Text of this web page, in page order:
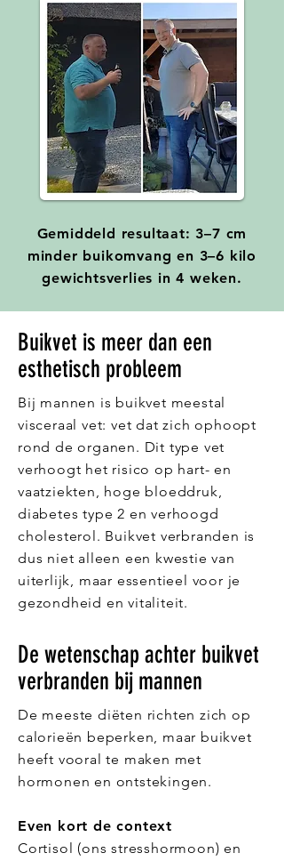
Gemiddeld resultaat: 3–7 cm
minder buikomvang en 3–6 kilo
gewichtsverlies in 4 weken.
Buikvet is meer dan een
esthetisch probleem
Bij mannen is buikvet meestal
visceraal vet: vet dat zich ophoopt
rond de organen. Dit type vet
verhoogt het risico op hart- en
vaatziekten, hoge bloeddruk,
diabetes type 2 en verhoogd
cholesterol. Buikvet verbranden is
dus niet alleen een kwestie van
uiterlijk, maar essentieel voor je
gezondheid en vitaliteit.
De wetenschap achter buikvet
verbranden bij mannen
De meeste diëten richten zich op
calorieën beperken, maar buikvet
heeft vooral te maken met
hormonen en ontstekingen.
Even kort de context
Cortisol (ons stresshormoon) en